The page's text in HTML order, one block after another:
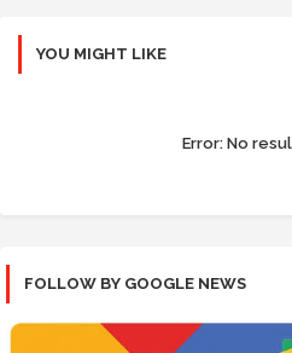
YOU MIGHT LIKE
Error: No
FOLLOW BY GOOGLE NEWS